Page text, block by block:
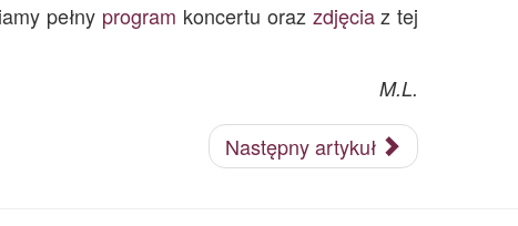
pełny program koncertu oraz zdjęciaz tej
M.L.
Następny artykuł